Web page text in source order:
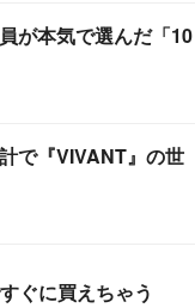
が本気で選んだ「10
で『VIVANT』の世
ぐに買えちゃう